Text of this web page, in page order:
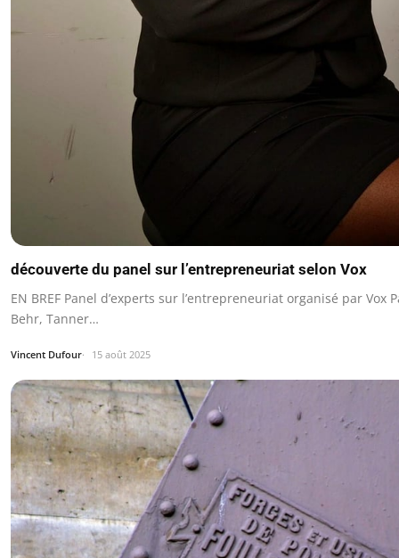
découverte du panel sur l’entrepreneuriat selon Vox
EN BREF Panel d’experts sur l’entrepreneuriat organisé par Vox
Behr, Tanner…
Vincent Dufour 15 août 2025